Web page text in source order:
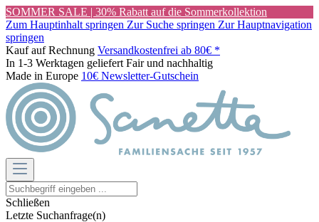
SOMMER SALE | 30% Rabatt auf die Sommerkollektion
Zum Hauptinhalt springen Zur Suche springen Zur Hauptnavigation
springen
Kauf auf Rechnung Versandkostenfrei ab 80€ *
In 1-3 Werktagen geliefert Fair und nachhaltig
Made in Europe 10€ Newsletter-Gutschein
Schließen
Letzte Suchanfrage(n)